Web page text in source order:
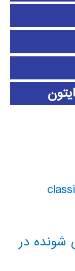
شونده در